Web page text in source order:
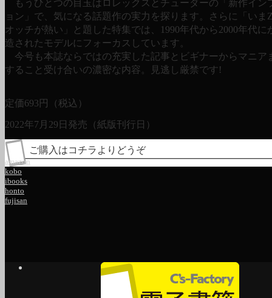
もうひとつの目玉はロレックスとチューダーの「新作イン
ョン」で、気になる話題作の実力を探ります。さらに「いま
オッチが熱い」と題した特集では、1990年代から2000年代に
造されたモデルにフォーカスしています。
今号も本誌ならではの充実した記事とビギナーからマニア
すること受け合いの濃密な内容。見逃し厳禁です!
定価693円（税込）
2022年7月29日発売（紙版刊行日）
ご購入はコチラよりどうぞ
amazon
kobo
ibooks
honto
fujisan